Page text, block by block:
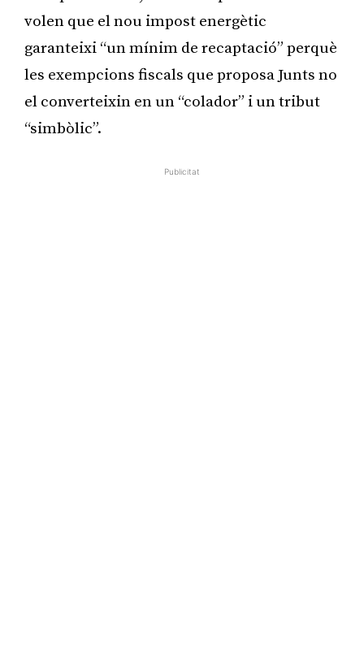
volen que el nou impost energètic
garanteixi “un mínim de recaptació” perquè
les exempcions fiscals que proposa Junts no
el converteixin en un “colador” i un tribut
“simbòlic”.
Publicitat